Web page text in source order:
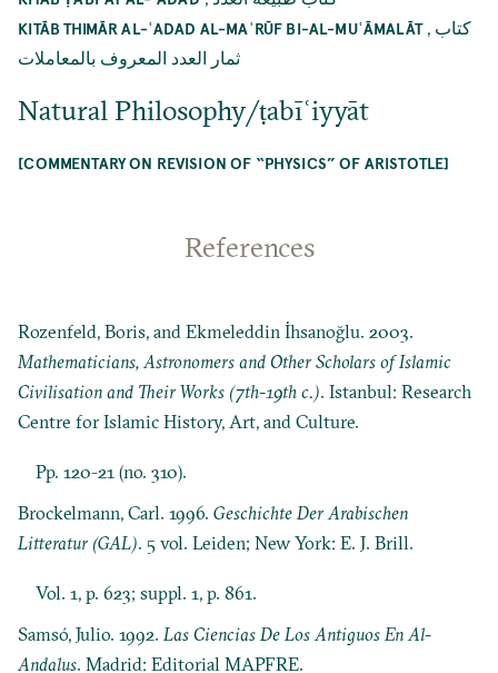
KITĀB THIMĀR AL-ʿADAD AL-MAʿRŪF BI-AL-MUʿĀMALĀT, كتاب
ثمار العدد المعروف بالمعاملات
Natural Philosophy/ṭabīʿiyyāt
[COMMENTARY ON REVISION OF “PHYSICS” OF ARISTOTLE]
References
Rozenfeld, Boris, and Ekmeleddin İhsanoğlu. 2003.
Mathematicians, Astronomers and Other Scholars of Islamic
Civilisation and Their Works (7th-19th c.). Istanbul: Research
Centre for Islamic History, Art, and Culture.
Pp. 120-21 (no. 310).
Brockelmann, Carl. 1996.Geschichte Der Arabischen
Litteratur (GAL). 5 vol. Leiden; New York: E. J. Brill.
Vol. 1, p. 623; suppl. 1, p. 861.
Samsó, Julio. 1992. Las Ciencias De Los Antiguos En Al-
Andalus. Madrid: Editorial MAPFRE.